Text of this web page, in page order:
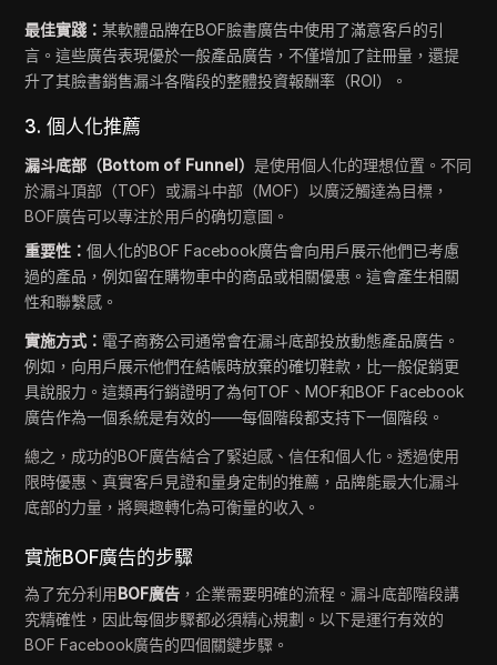
最佳實踐：某軟體品牌在BOF臉書廣告中使用了滿意客戶的引
言。這些廣告表現優於一般產品廣告，不僅增加了註冊量，還提
升了其臉書銷售漏斗各階段的整體投資報酬率（ROI）。
3. 個人化推薦
漏斗底部（Bottom of Funnel）是使用個人化的理想位置。不同
於漏斗頂部（TOF）或漏斗中部（MOF）以廣泛觸達為目標，
BOF廣告可以專注於用戶的确切意圖。
重要性：個人化的BOF Facebook廣告會向用戶展示他們已考慮
過的產品，例如留在購物車中的商品或相關優惠。這會產生相關
性和聯繫感。
實施方式： 電子商務公司通常會在漏斗底部投放動態產品廣告。
例如，向用戶展示他們在結帳時放棄的確切鞋款，比一般促銷更
具說服力。這類再行銷證明了為何TOF、MOF和BOF Facebook
廣告作為一個系統是有效的——每個階段都支持下一個階段。
總之，成功的BOF廣告結合了緊迫感、信任和個人化。透過使用
限時優惠、真實客戶見證和量身定制的推薦，品牌能最大化漏斗
底部的力量，將興趣轉化為可衡量的收入。
實施BOF廣告的步驟
為了充分利用BOF廣告 ，企業需要明確的流程。漏斗底部階段講
究精確性，因此每個步驟都必須精心規劃。以下是運行有效的
BOF Facebook廣告的四個關鍵步驟。